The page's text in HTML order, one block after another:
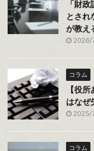
「財
とされ
が教え
2026/
コラム
【役
はなぜ
2025/
コラム